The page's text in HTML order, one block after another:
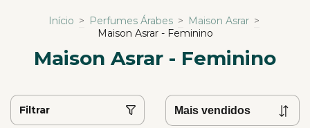
Início > Perfumes Árabes > Maison Asrar >
Maison Asrar - Feminino
Maison Asrar - Feminino
Filtrar